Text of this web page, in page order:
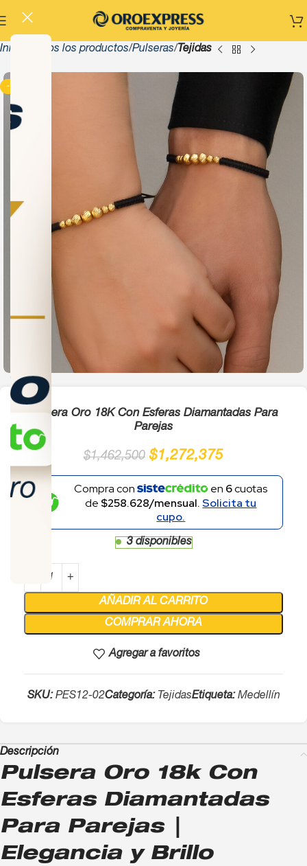
Inicio Todos los productos Pulseras Tejidas
-13%
Click to enlarge
Pulsera Oro 18K Con Esferas Diamantadas Para
Parejas
$1,462,500 $1,272,375
Compra con en 6cuotas
de $258.628/mensual.Solicita tu
cupo.
3 disponibles
AÑADIR AL CARRITO
COMPRAR AHORA
Agregar a favoritos
SKU:PES12-02Categoría: TejidasEtiqueta: Medellín
Descripción
Pulsera Oro 18k Con
Esferas Diamantadas
Para Parejas |
Elegancia y Brillo